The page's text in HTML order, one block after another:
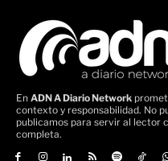
En ADN A Diario Network
contexto y responsabilidad. No
publicamos para servir al lector
completa.